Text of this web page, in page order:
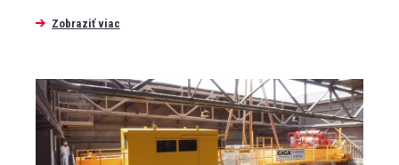
Zobraziť viac